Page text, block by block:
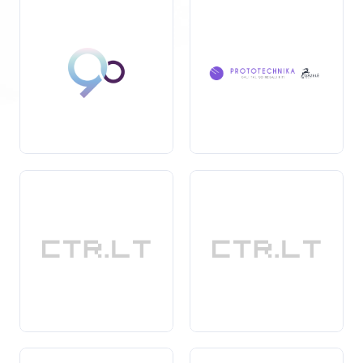
išvengti teisinių problemų, susijusių su apleista
buhalterija. Be to, gerai tvarkoma buhalterija padeda
pagrįstus sprendimus ir efektyviau valdyti verslo
išteklius.
žinių, reikalingų šiems iššūkiams spręsti. Kvalifikuoti
standartus.